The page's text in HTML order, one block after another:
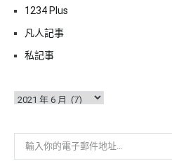
1234 Plus
凡人記事
私記事
彙
輸入你的電子郵件地址…